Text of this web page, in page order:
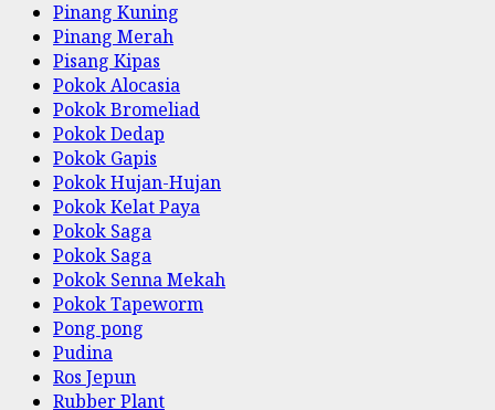
Pinang Kuning
Pinang Merah
Pisang Kipas
Pokok Alocasia
Pokok Bromeliad
Pokok Dedap
Pokok Gapis
Pokok Hujan-Hujan
Pokok Kelat Paya
Pokok Saga
Pokok Saga
Pokok Senna Mekah
Pokok Tapeworm
Pong pong
Pudina
Ros Jepun
Rubber Plant